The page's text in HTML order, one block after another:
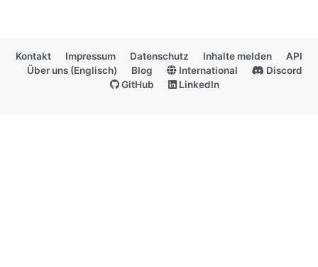
Kontakt Impressum Datenschutz Inhalte melden
API
Über uns (Englisch)
Blog International
Discord
GitHub
LinkedIn